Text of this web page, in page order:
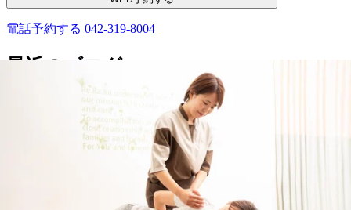
電話予約する 042-319-8004
最近のブログ
8/6(木)ご案内状況☆武蔵府中ル・シーニュ店
皆さん、こんにちは！Re.Ra.Ku 武蔵府中ル・シーニュ店で
す！☆本日の空き情報☆10：00～19：30上記のお時間が空い
ております！詳しいお時間が気になる方はお電話ください
♪『Re.Ra.Ku 武蔵府中ル・シーニュ店』【住所】〒183-0023
東京都府中市宮町一丁目100番 ル・シーニュ4階【営業時
8/4(火)ご案内状況☆武蔵府中ル・シーニュ店